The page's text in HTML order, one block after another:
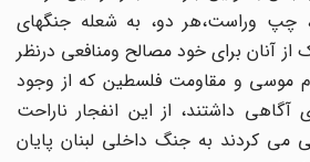
وراست،هر دو، به شعله جنگهاى
آنان براى خود مصالح ومنافعى درنظر
موسى و مقاومت فلسطین که از وجود
داشتند، از این انفجار ناراحت
مى کردند به جنگ داخلى لبنان پایان